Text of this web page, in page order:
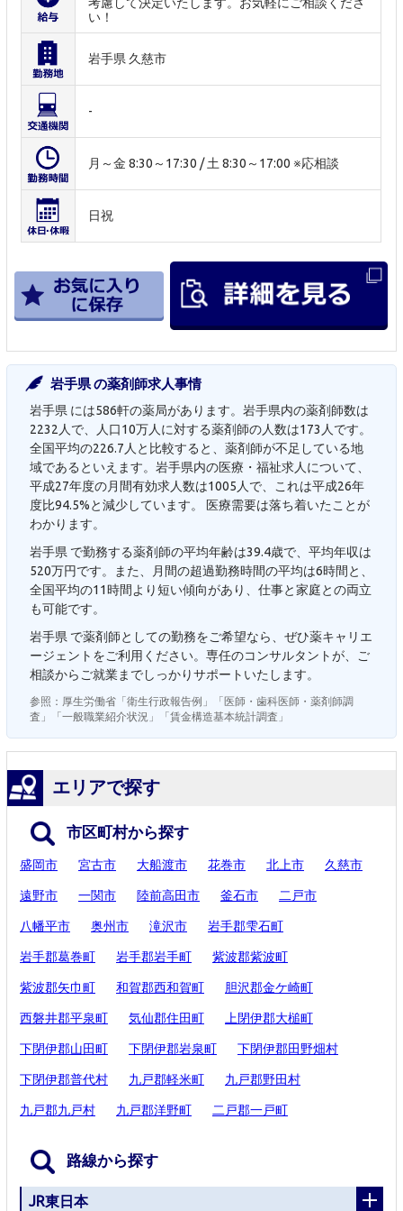
い！
岩手県 久慈市
-
月～金 8:30～17:30 / 土 8:30～17:00 ※応相談
日祝
岩手県 の薬剤師求人事情
岩手県 には586軒の薬局があります。岩手県内の薬剤師数は
2232人で、人口10万人に対する薬剤師の人数は173人です。
全国平均の226.7人と比較すると、薬剤師が不足している地
域であるといえます。岩手県内の医療・福祉求人について、
平成27年度の月間有効求人数は1005人で、これは平成26年
度比94.5%と減少しています。 医療需要は落ち着いたことが
わかります。
岩手県 で勤務する薬剤師の平均年齢は39.4歳で、平均年収は
520万円です。また、月間の超過勤務時間の平均は6時間と、
全国平均の11時間より短い傾向があり、仕事と家庭との両立
も可能です。
岩手県 で薬剤師としての勤務をご希望なら、ぜひ薬キャリエ
ージェントをご利用ください。専任のコンサルタントが、ご
相談からご就業までしっかりサポートいたします。
参照：厚生労働省「衛生行政報告例」「医師・歯科医師・薬剤師調
査」「一般職業紹介状況」「賃金構造基本統計調査」
エリアで探す
市区町村から探す
盛岡市 宮古市 大船渡市 花巻市 北上市 久慈市
遠野市 一関市 陸前高田市 釜石市 二戸市
八幡平市 奥州市 滝沢市 岩手郡雫石町
岩手郡葛巻町 岩手郡岩手町 紫波郡紫波町
紫波郡矢巾町 和賀郡西和賀町 胆沢郡金ケ崎町
西磐井郡平泉町 気仙郡住田町 上閉伊郡大槌町
下閉伊郡山田町 下閉伊郡岩泉町 下閉伊郡田野畑村
下閉伊郡普代村 九戸郡軽米町 九戸郡野田村
九戸郡九戸村 九戸郡洋野町 二戸郡一戸町
路線から探す
JR東日本